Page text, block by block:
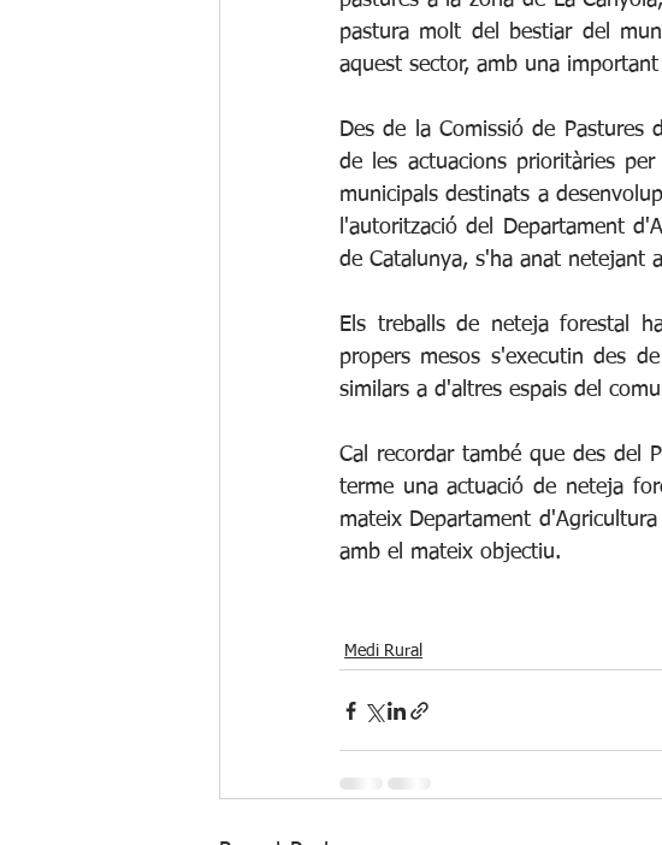
pastura molt del bestiar del
aquest sector, amb una
Des de la Comissió de
de les actuacions prioritàries
municipals destinats a
l'autorització del Departament
de Catalunya, s'ha anat netejant
Els treballs de neteja forestal
propers mesos s'executin des
similars a d'altres espais del
Cal recordar també que des del
terme una actuació de neteja
mateix Departament
amb el mateix objectiu.
Medi Rural